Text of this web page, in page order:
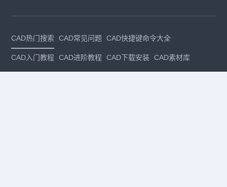
CAD热门搜索 CAD常见问题 CAD快捷键命令大全
CAD入门教程 CAD进阶教程 CAD下载安装 CAD素材库